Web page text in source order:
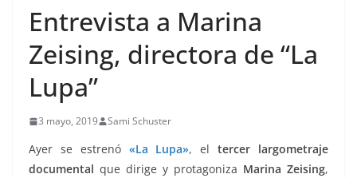
Entrevista a Marina
Zeising, directora de “La
Lupa”
3 mayo, 2019 Sami Schuster
Ayer se estrenó «La Lupa», eltercer largometraje
documental que dirige y protagoniza Marina Zeising,